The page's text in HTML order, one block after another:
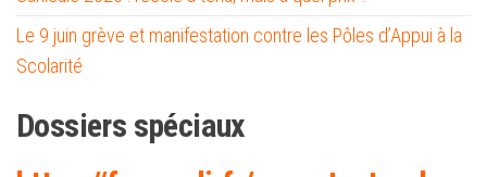
Le 9 juin grève et manifestation contre les Pôles d’Appui à la
Scolarité
Dossiers spéciaux